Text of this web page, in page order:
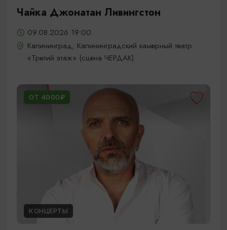
Чайка Джонатан Ливингстон
09.08.2026 19:00
Калининград, Калининградский камерный театр
«Третий этаж» (сцена ЧЕРДАК)
ОТ 4000₽
КОНЦЕРТЫ